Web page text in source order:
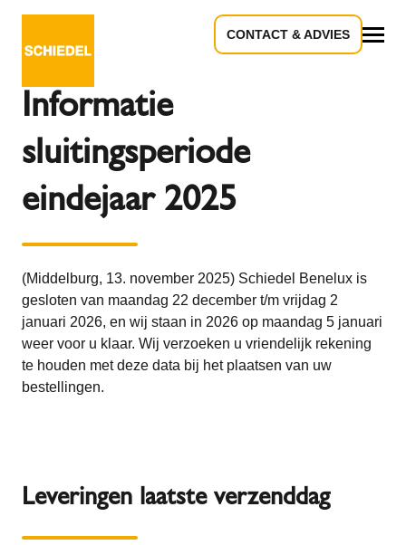
CONTACT & ADVIES
Informatie
sluitingsperiode
eindejaar 2025
(Middelburg, 13. november 2025) Schiedel Benelux is
gesloten van maandag 22 december t/m vrijdag 2
januari 2026, en wij staan in 2026 op maandag 5 januari
weer voor u klaar. Wij verzoeken u vriendelijk rekening
te houden met deze data bij het plaatsen van uw
bestellingen.
Leveringen laatste verzenddag